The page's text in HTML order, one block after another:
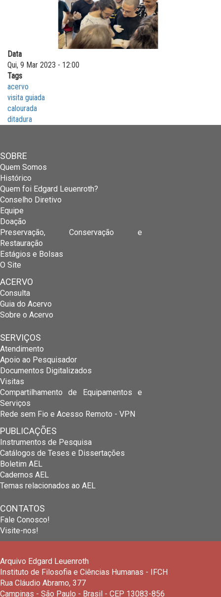
Data
Qui, 9 Mar 2023 - 12:00
Tags
acervo
visita guiada
calourada
ditadura
SOBRE
Quem Somos
Histórico
Quem foi Edgard Leuenroth?
Conselho Diretivo
Equipe
Doação
Preservação, Conservação e
Restauração
Estágios e Bolsas
O Site
ACERVO
Consulta
Guia do Acervo
Sobre o Acervo
SERVIÇOS
Atendimento
Apoio ao Pesquisador
Documentos Digitalizados
Visitas
Compartilhamento de Equipamentos e
Serviços
Rede sem Fio e Acesso Remoto - VPN
PUBLICAÇÕES
Instrumentos de Pesquisa
Catálogos de Teses e Dissertações
Boletim AEL
Cadernos AEL
Temas relacionados ao AEL
CONTATOS
Fale Conosco!
Visite-nos!
Arquivo Edgard Leuenroth
Instituto de Filosofia e Ciências Humanas - IFCH
Rua Cláudio Abramo, 377
Campinas - São Paulo - Brasil - CEP 13083-856